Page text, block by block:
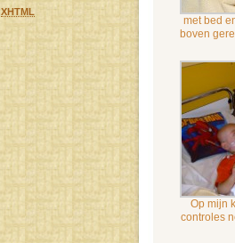
XHTML
met bed
boven
Op mijn
controles